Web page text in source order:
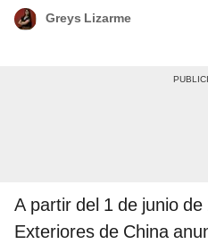
Greys Lizarme
A partir del 1 de junio
Exteriores de China